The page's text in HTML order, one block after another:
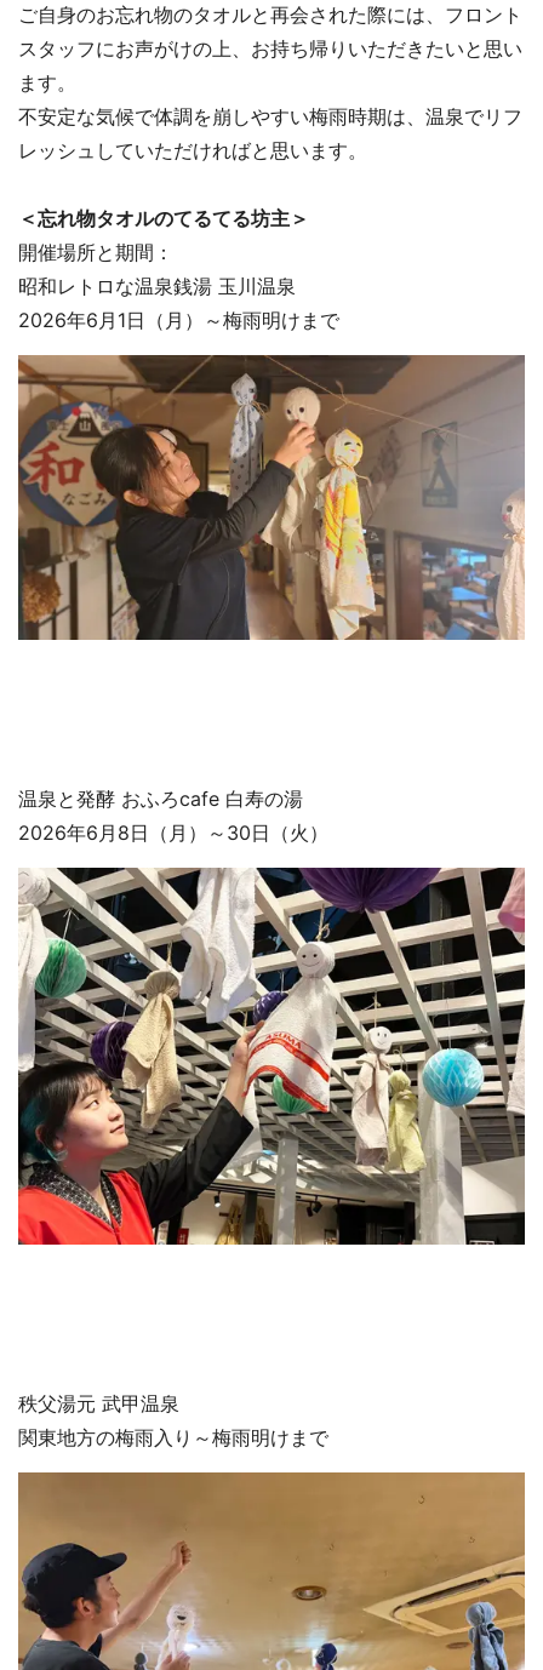
ご自身のお忘れ物のタオルと再会された際には、フロント
スタッフにお声がけの上、お持ち帰りいただきたいと思い
ます。
不安定な気候で体調を崩しやすい梅雨時期は、温泉でリフ
レッシュしていただければと思います。
＜忘れ物タオルのてるてる坊主＞
開催場所と期間：
昭和レトロな温泉銭湯 玉川温泉
2026年6月1日（月）～梅雨明けまで
温泉と発酵 おふろcafe 白寿の湯
2026年6月8日（月）～30日（火）
秩父湯元 武甲温泉
関東地方の梅雨入り～梅雨明けまで